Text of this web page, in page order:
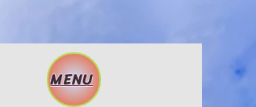
MENU